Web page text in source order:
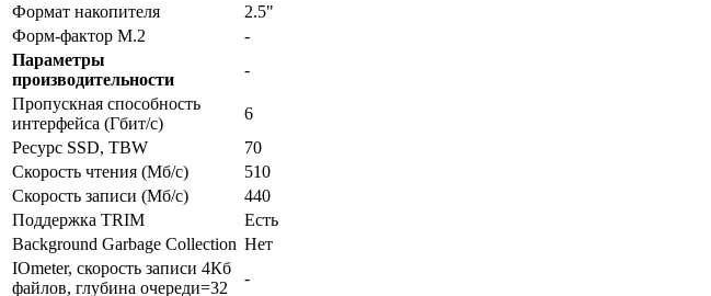
Формат накопителя
2.5"
Форм-фактор M.2
-
Параметры
производительности
-
Пропускная способность
интерфейса (Гбит/с)
6
Ресурс SSD, TBW
70
Скорость чтения (Мб/с)
510
Скорость записи (Мб/с)
440
Поддержка TRIM
Есть
Background Garbage Collection Нет
IOmeter, скорость записи 4Кб
файлов, глубина очереди=32
-